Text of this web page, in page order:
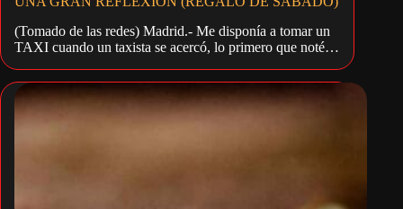
(Tomado de las redes) Madrid.- Me disponía a tomar un
TAXI cuando un taxista se acercó, lo primero que noté…